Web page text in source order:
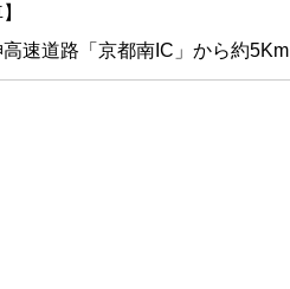
速道路「京都南IC」から約5Km